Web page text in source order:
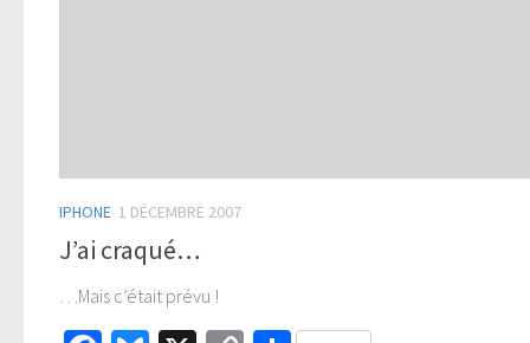
IPHONE 1 DÉCEMBRE 2007
J’ai craqué…
…Mais c’était prévu !